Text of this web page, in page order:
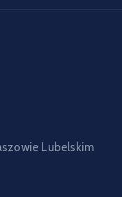
Lubelskim